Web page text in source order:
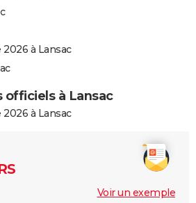
à Lansac
officiels à Lansac
à Lansac
Voir un exemple